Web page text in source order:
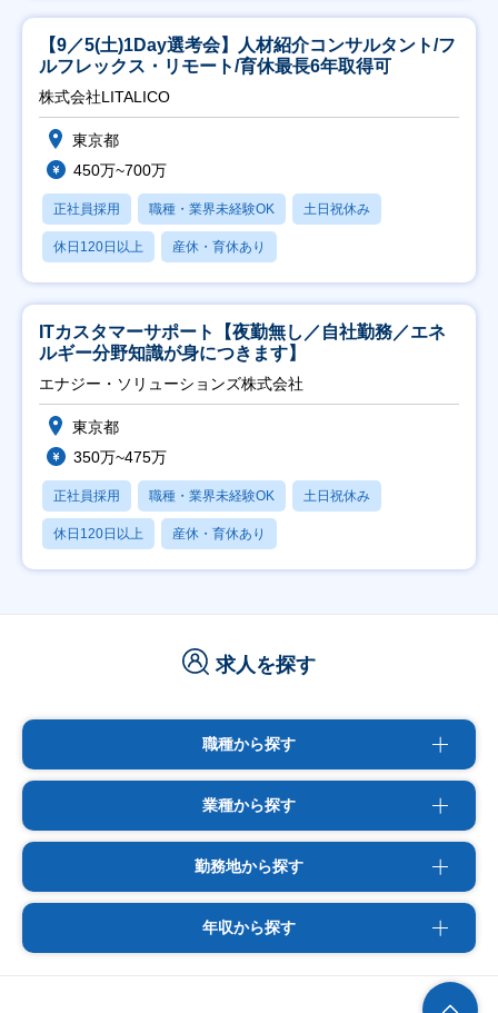
【9／5(土)1Day選考会】人材紹介コンサルタント/フ
ルフレックス・リモート/育休最長6年取得可
株式会社LITALICO
東京都
450万~700万
正社員採用 職種・業界未経験OK 土日祝休み
休日120日以上 産休・育休あり
ITカスタマーサポート【夜勤無し／自社勤務／エネ
ルギー分野知識が身につきます】
エナジー・ソリューションズ株式会社
東京都
350万~475万
正社員採用 職種・業界未経験OK 土日祝休み
休日120日以上 産休・育休あり
求人を探す
職種から探す
業種から探す
勤務地から探す
年収から探す